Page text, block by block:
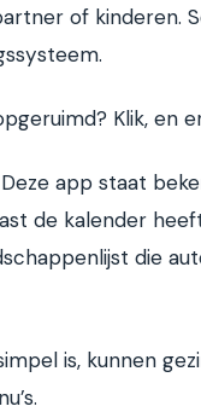
of kinderen.
Klik, en
app staat
de kalender
die
is, kunnen